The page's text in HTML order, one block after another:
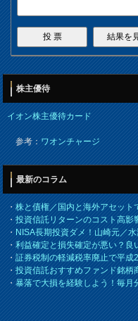
株主優待
イオン株主優待カード
参考：ワオンチャージ
最新のコラム
・株と債権／国内と海外アセット
・投資信託リターンのコスト高
・NISA長期投資ダメ！山崎元／
・利益確定と損失確定が悪い？良
・証券税制の軽減税率廃止で平
・投資信託おすすめファンド銘柄
・暴落で大損を経験しよう！毎